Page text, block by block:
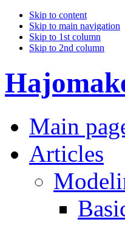
Skip to content
Skip to main navigation
Skip to 1st column
Skip to 2nd column
Main
Articles